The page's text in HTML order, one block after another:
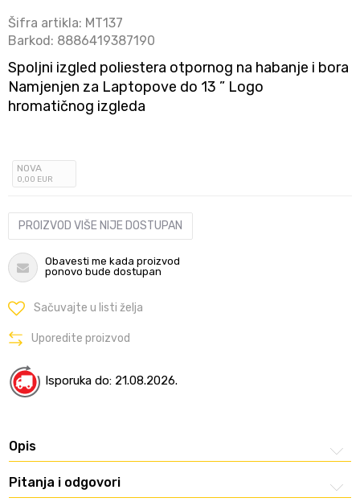
Šifra artikla: MT137
Barkod: 8886419387190
Spoljni izgled poliestera otpornog na habanje i bora
Namjenjen za Laptopove do 13 ” Logo
hromatičnog izgleda
NOVA
0,00 EUR
PROIZVOD VIŠE NIJE DOSTUPAN
Obavesti me kada proizvod
ponovo bude dostupan
Sačuvajte u listi želja
Uporedite proizvod
Isporuka do: 21.08.2026.
Opis
Pitanja i odgovori